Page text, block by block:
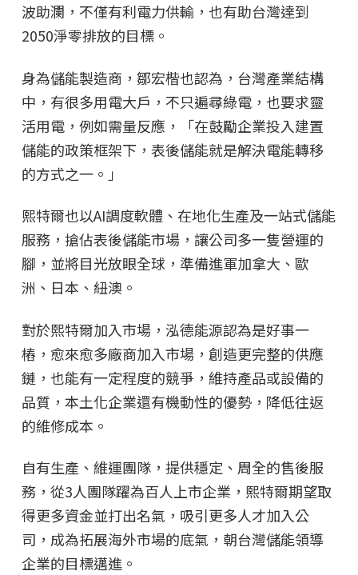
波助瀾，不僅有利電力供輸，也有助台灣達到
2050淨零排放的目標。
身為儲能製造商，鄒宏楷也認為，台灣產業結構
中，有很多用電大戶，不只遍尋綠電，也要求靈
活用電，例如需量反應，「在鼓勵企業投入建置
儲能的政策框架下，表後儲能就是解決電能轉移
的方式之一。」
熙特爾也以AI調度軟體、在地化生產及一站式儲能
服務，搶佔表後儲能市場，讓公司多一隻營運的
腳，並將目光放眼全球，準備進軍加拿大、歐
洲、日本、紐澳。
對於熙特爾加入市場，泓德能源認為是好事一
樁，愈來愈多廠商加入市場，創造更完整的供應
鏈，也能有一定程度的競爭，維持產品或設備的
品質，本土化企業還有機動性的優勢，降低往返
的維修成本。
自有生產、維運團隊，提供穩定、周全的售後服
務，從3人團隊躍為百人上市企業，熙特爾期望取
得更多資金並打出名氣，吸引更多人才加入公
司，成為拓展海外市場的底氣，朝台灣儲能領導
企業的目標邁進。